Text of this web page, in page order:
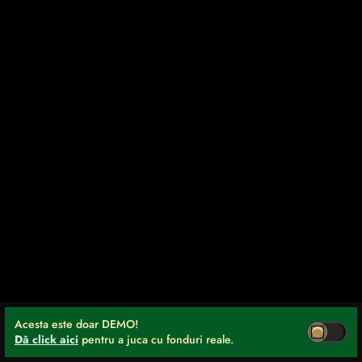
Acesta este doar DEMO!
Dă click aici pentru a juca cu fonduri reale.